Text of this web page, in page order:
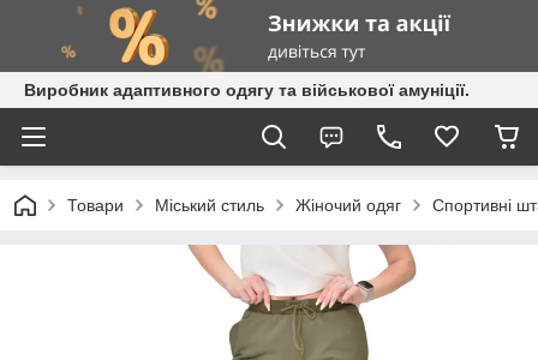
Виробник адаптивного одягу та військової амуніції.
Товари Міський стиль Жіночий одяг Спортивні